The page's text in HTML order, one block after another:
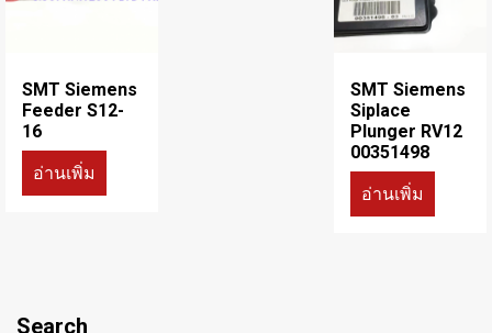
SMT Siemens
Feeder S12-
16
อ่านเพิ่ม
SMT Siemens
Siplace
Plunger RV12
00351498
อ่านเพิ่ม
Search